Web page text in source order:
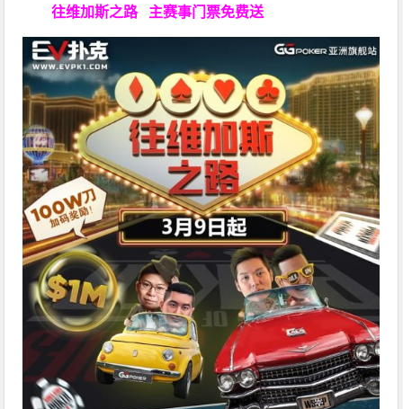
往维加斯之路 主赛事门票免费送